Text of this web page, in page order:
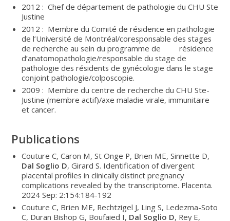
2012 : Chef de département de pathologie du CHU Ste
Justine
2012 : Membre du Comité de résidence en pathologie
de l’Université de Montréal/coresponsable des stages
de recherche au sein du programme de résidence
d’anatomopathologie/responsable du stage de
pathologie des résidents de gynécologie dans le stage
conjoint pathologie/colposcopie.
2009 : Membre du centre de recherche du CHU Ste-
Justine (membre actif)/axe maladie virale, immunitaire
et cancer.
Publications
Couture C, Caron M, St Onge P, Brien ME, Sinnette D,
Dal Soglio D, Girard S. Identification of divergent
placental profiles in clinically distinct pregnancy
complications revealed by the transcriptome. Placenta.
2024 Sep: 2:154:184-192
Couture C, Brien ME, Rechtzigel J, Ling S, Ledezma-Soto
C, Duran Bishop G, Boufaied I, Dal Soglio D, Rey E,